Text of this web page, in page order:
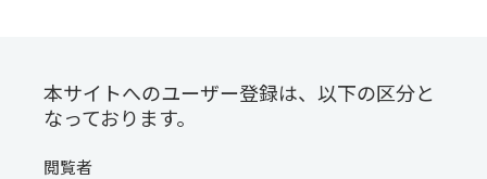
本サイトへのユーザー登録は、以下の区分と
なっております。
閲覧者